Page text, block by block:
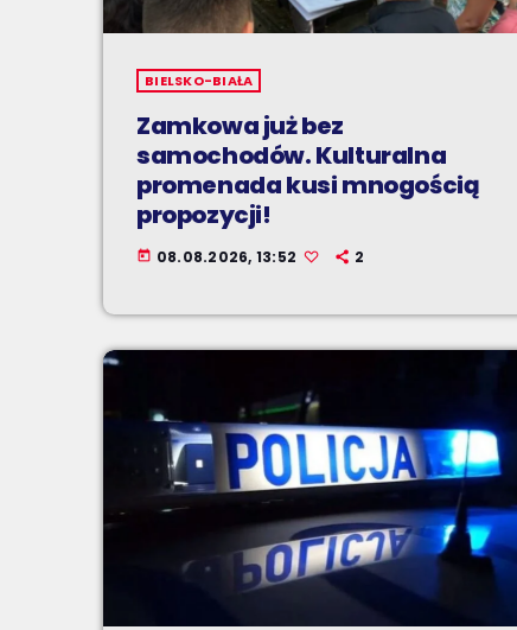
BIELSKO-BIAŁA
Zamkowa już bez
samochodów. Kulturalna
promenada kusi mnogością
propozycji!
today 08.08.2026, 13:52 2